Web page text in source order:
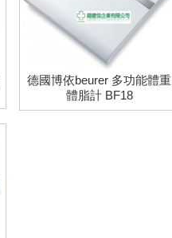
德國博依beurer 多功能體重
體脂計 BF18